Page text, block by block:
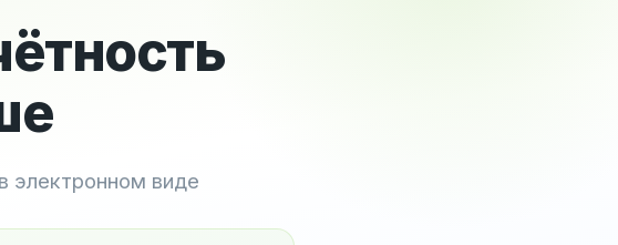
электронном виде